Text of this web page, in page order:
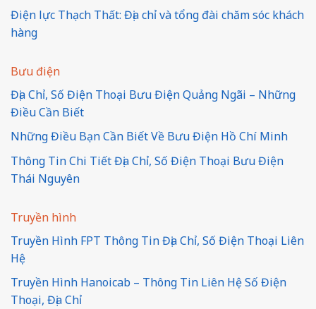
Điện lực Thạch Thất: Địa chỉ và tổng đài chăm sóc khách
hàng
Bưu điện
Địa Chỉ, Số Điện Thoại Bưu Điện Quảng Ngãi – Những
Điều Cần Biết
Những Điều Bạn Cần Biết Về Bưu Điện Hồ Chí Minh
Thông Tin Chi Tiết Địa Chỉ, Số Điện Thoại Bưu Điện
Thái Nguyên
Truyền hình
Truyền Hình FPT Thông Tin Địa Chỉ, Số Điện Thoại Liên
Hệ
Truyền Hình Hanoicab – Thông Tin Liên Hệ Số Điện
Thoại, Địa Chỉ